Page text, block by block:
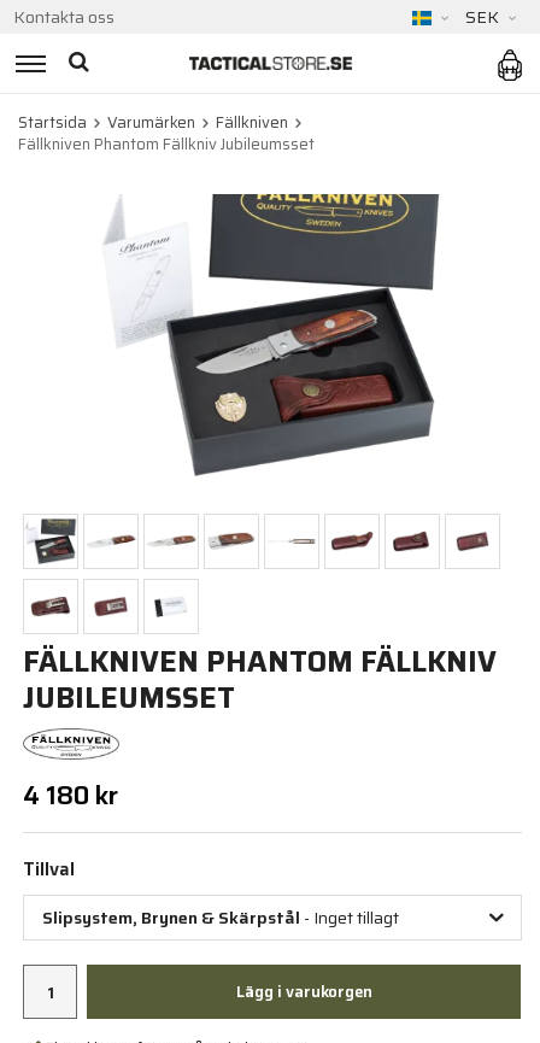
Kontakta oss SEK
Startsida Varumärken
Fällkniven
Fällkniven Phantom Fällkniv Jubileumsset
FÄLLKNIVEN PHANTOM FÄLLKNIV
JUBILEUMSSET
4 180 kr
Tillval
Slipsystem, Brynen & Skärpstål - Inget tillagt
Lägg i varukorgen